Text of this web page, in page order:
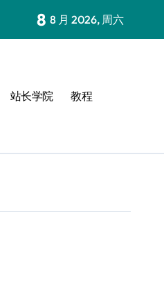
8 8 月 2026, 周六
站长学院 教程